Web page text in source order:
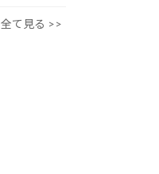
全て見る >>